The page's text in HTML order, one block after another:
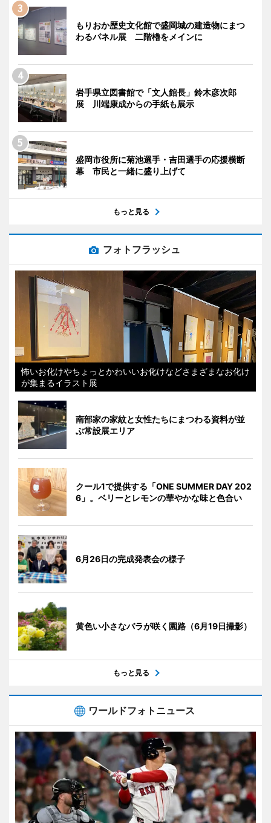
もりおか歴史文化館で盛岡城の建造物にまつ
わるパネル展 二階櫓をメインに
岩手県立図書館で「文人館長」鈴木彦次郎
展 川端康成からの手紙も展示
盛岡市役所に菊池選手・吉田選手の応援横断
幕 市民と一緒に盛り上げて
もっと見る
フォトフラッシュ
怖いお化けやちょっとかわいいお化けなどさまざまなお化け
が集まるイラスト展
南部家の家紋と女性たちにまつわる資料が並
ぶ常設展エリア
クール1で提供する「ONE SUMMER DAY 202
6」。ベリーとレモンの華やかな味と色合い
6月26日の完成発表会の様子
黄色い小さなバラが咲く園路（6月19日撮影）
もっと見る
ワールドフォトニュース